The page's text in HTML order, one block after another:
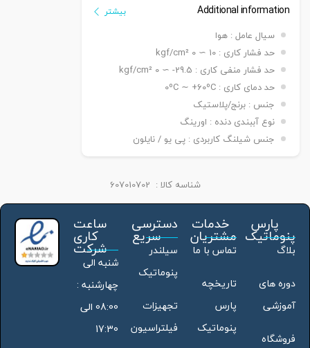
Additional information
سیال عامل : هوا
حد فشار کاری : 10 ∼ 0 kgf/cm²
حد فشار منفی کاری : 29.5- ∼ 0 kgf/cm²
حد دمای کاری : 0ºC ∼ +60ºC
جنس : برنج/پلاستیک
نوع آببندی دنده : اورینگ
جنس شیلنگ کاربردی : پی یو / نایلون
بیشتر
شناسه کالا : 607010702
پارس
پنوماتیک
بلاگ
دوره های
آموزشی
فروشگاه
خدمات
مشتریان
تماس با ما
تاریخچه
پارس
پنوماتیک
دسترسی
سریع
سیلندر
پنوماتیک
تجهیزات
فیلتراسیون
ساعت
کاری
شرکت
شنبه الی
چهارشنبه :
08:00 الی
17:30